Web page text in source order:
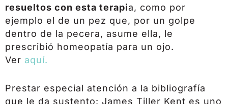
resueltos con esta terapia, como por
ejemplo el de un pez que, por un golpe
dentro de la pecera, asume ella, le
prescribió homeopatía para un ojo.
Ver aquí.
Prestar especial atención a la bibliografía
que le da sustento: James Tiller Kent es uno